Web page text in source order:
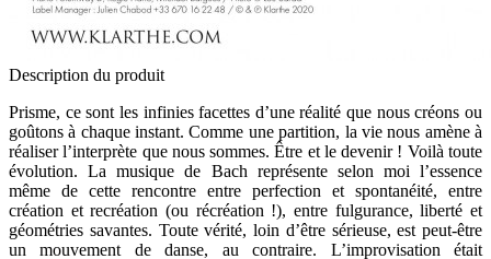
Description du produit
Prisme, ce sont les infinies facettes d’une réalité que nous créons ou
goûtons à chaque instant. Comme une partition, la vie nous amène à
réaliser l’interprète que nous sommes. Être et le devenir ! Voilà toute
évolution. La musique de Bach représente selon moi l’essence
même de cette rencontre entre perfection et spontanéité, entre
création et recréation (ou récréation !), entre fulgurance, liberté et
géométries savantes. Toute vérité, loin d’être sérieuse, est peut-être
un mouvement de danse, au contraire. L’improvisation était